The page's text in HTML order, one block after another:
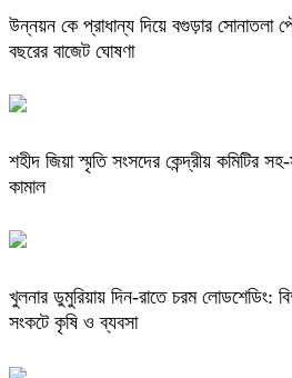
উন্নয়ন কে প্রাধান্য দিয়ে বগুড়ার
বছরের বাজেট ঘোষণা
শহীদ জিয়া স্মৃতি সংসদের কেন্দ্রীয় কমিটির
কামাল
খুলনার ডুমুরিয়ায় দিন-রাতে চরম লোডশেডিং:
সংকটে কৃষি ও ব্যবসা